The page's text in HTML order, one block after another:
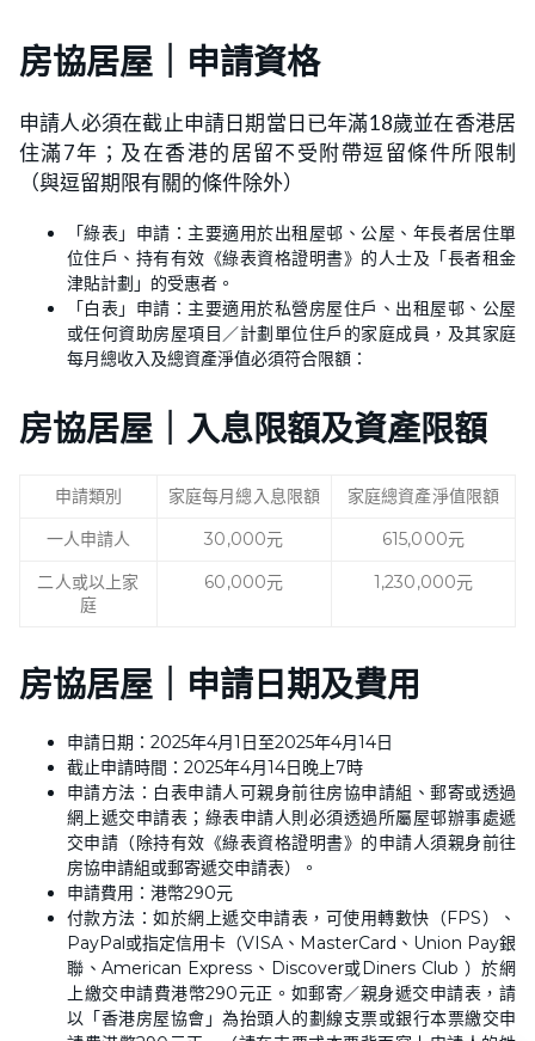
房協居屋｜申請資格
申請人必須在截止申請日期當日已年滿18歲並在香港居
住滿7年；及在香港的居留不受附帶逗留條件所限制
（與逗留期限有關的條件除外）
「綠表」申請：主要適用於出租屋邨、公屋、年長者居住單
位住戶、持有有效《綠表資格證明書》的人士及「長者租金
津貼計劃」的受惠者。
「白表」申請：主要適用於私營房屋住戶、出租屋邨、公屋
或任何資助房屋項目／計劃單位住戶的家庭成員，及其家庭
每月總收入及總資產淨值必須符合限額：
房協居屋｜入息限額及資產限額
申請類別 家庭每月總入息限額
家庭總資產淨值限額
一人申請人
30,000元
615,000元
二人或以上家
庭
60,000元 1,230,000元
房協居屋｜申請日期及費用
申請日期：2025年4月1日至2025年4月14日
截止申請時間：2025年4月14日晚上7時
申請方法：白表申請人可親身前往房協申請組、郵寄或透過
網上遞交申請表；綠表申請人則必須透過所屬屋邨辦事處遞
交申請（除持有效《綠表資格證明書》的申請人須親身前往
房協申請組或郵寄遞交申請表）。
申請費用：港幣290元
付款方法：如於網上遞交申請表，可使用轉數快（FPS）、
PayPal或指定信用卡（VISA、MasterCard、Union Pay銀
聯、American Express、Discover或Diners Club ）於網
上繳交申請費港幣290元正。如郵寄／親身遞交申請表，請
以「香港房屋協會」為抬頭人的劃線支票或銀行本票繳交申